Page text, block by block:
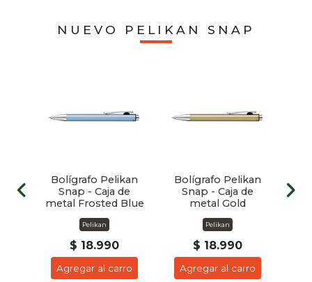
NUEVO PELIKAN SNAP
Bolígrafo Pelikan
Snap - Caja de
metal Frosted Blue
Pelikan
$ 18.990
Agregar al carro
Bolígrafo Pelikan
Snap - Caja de
metal Gold
Pelikan
$ 18.990
Agregar al carro